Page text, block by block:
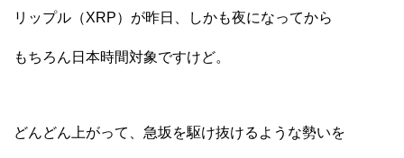
リップル（XRP）が昨日、しかも夜になってから
もちろん日本時間対象ですけど。
どんどん上がって、急坂を駆け抜けるような勢いを